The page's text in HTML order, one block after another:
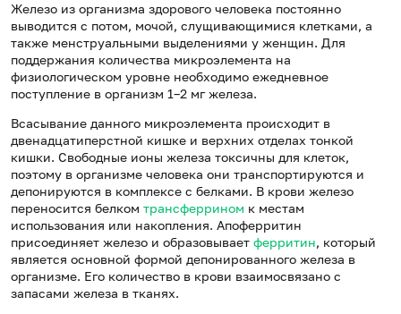
Железо из организма здорового человека постоянно
выводится с потом, мочой, слущивающимися клетками, а
также менструальными выделениями у женщин. Для
поддержания количества микроэлемента на
физиологическом уровне необходимо ежедневное
поступление в организм 1–2 мг железа.
Всасывание данного микроэлемента происходит в
двенадцатиперстной кишке и верхних отделах тонкой
кишки. Свободные ионы железа токсичны для клеток,
поэтому в организме человека они транспортируются и
депонируются в комплексе с белками. В крови железо
переносится белком трансферрином к местам
использования или накопления. Апоферритин
присоединяет железо и образовывает ферритин, который
является основной формой депонированного железа в
организме. Его количество в крови взаимосвязано с
запасами железа в тканях.